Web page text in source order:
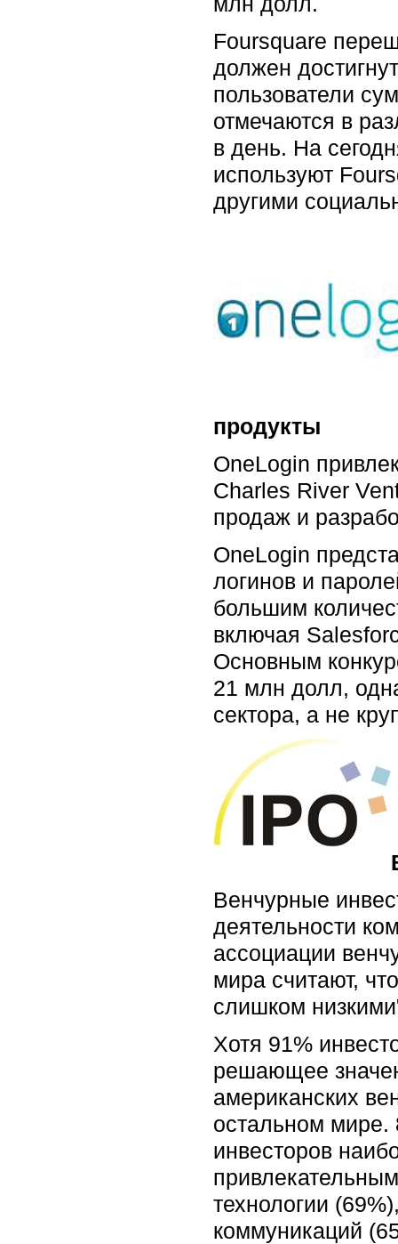
Foursquare
должен
пользователи
отмечаются в
в день. На
используют
другими
продукты
OneLogin
Charles River
продаж и
OneLogin
логинов и
большим
включая
Основным
21 млн долл,
сектора, а не
Венчурные
деятельности
ассоциации
мира считают,
слишком
Хотя 91%
решающее
американских
остальном мире.
инвесторов
технологии
коммуникаций